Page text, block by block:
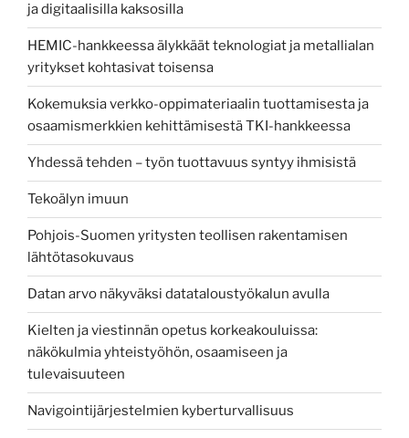
ja digitaalisilla kaksosilla
HEMIC-hankkeessa älykkäät teknologiat ja metallialan
yritykset kohtasivat toisensa
Kokemuksia verkko-oppimateriaalin tuottamisesta ja
osaamismerkkien kehittämisestä TKI-hankkeessa
Yhdessä tehden – työn tuottavuus syntyy ihmisistä
Tekoälyn imuun
Pohjois-Suomen yritysten teollisen rakentamisen
lähtötasokuvaus
Datan arvo näkyväksi datataloustyökalun avulla
Kielten ja viestinnän opetus korkeakouluissa:
näkökulmia yhteistyöhön, osaamiseen ja
tulevaisuuteen
Navigointijärjestelmien kyberturvallisuus